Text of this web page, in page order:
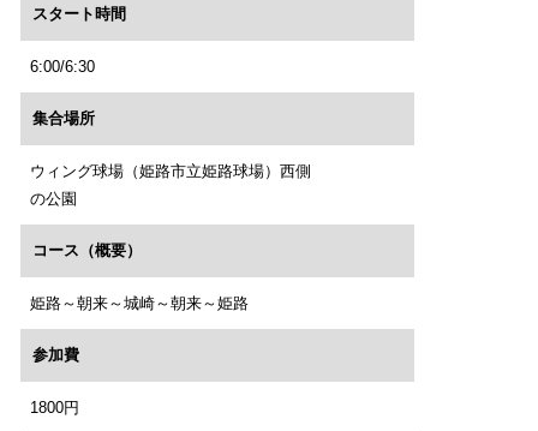
スタート時間
6:00/6:30
集合場所
ウィング球場（姫路市立姫路球場）西側
の公園
コース（概要）
姫路～朝来～城崎～朝来～姫路
参加費
1800円